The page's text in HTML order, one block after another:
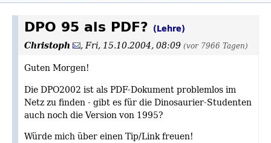
DPO 95 als PDF? (Lehre)
Christoph ,Fri, 15.10.2004, 08:09 (vor 7966 Tagen)
Guten Morgen!
Die DPO2002 ist als PDF-Dokument problemlos im
Netz zu finden - gibt es für die Dinosaurier-Studenten
auch noch die Version von 1995?
Würde mich über einen Tip/Link freuen!